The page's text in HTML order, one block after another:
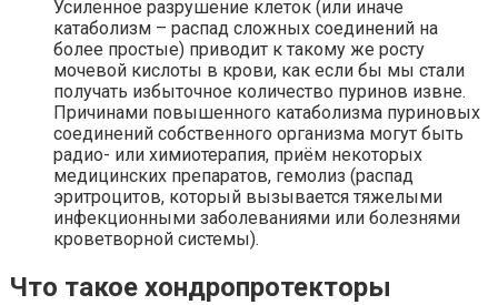
Усиленное разрушение клеток (или иначе
катаболизм – распад сложных соединений на
более простые) приводит к такому же росту
мочевой кислоты в крови, как если бы мы стали
получать избыточное количество пуринов извне.
Причинами повышенного катаболизма пуриновых
соединений собственного организма могут быть
радио- или химиотерапия, приём некоторых
медицинских препаратов, гемолиз (распад
эритроцитов, который вызывается тяжелыми
инфекционными заболеваниями или болезнями
кроветворной системы).
Что такое хондропротекторы